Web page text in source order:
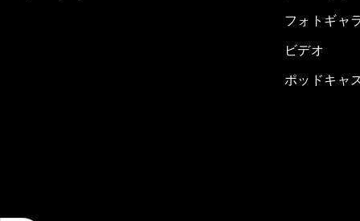
フォトギャ
ビデオ
ポッドキャ